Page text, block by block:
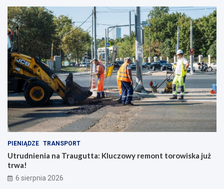
PIENIĄDZE TRANSPORT
Utrudnienia na Traugutta: Kluczowy remont torowiska już
trwa!
6 sierpnia 2026